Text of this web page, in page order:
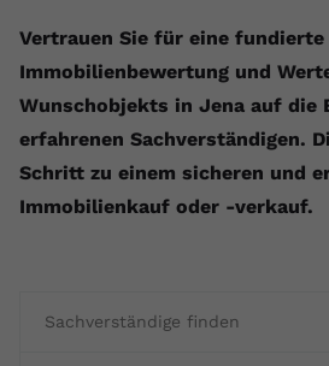
Sachverständige finden
Vertrauen Sie für eine fundierte
Immobilienbewertung und
Wunschobjekts in Jena auf die
erfahrenen Sachverständigen.
Schritt zu einem sicheren und
Immobilienkauf oder -verkauf.